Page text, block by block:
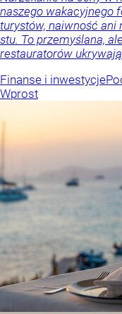
naszego wakacyjnego
turystów, naiwność ani
stu. To przemyślana,
restauratorów
Finanse i inwestycje
Wprost